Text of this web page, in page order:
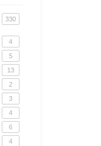
330
4
5
13
2
3
4
6
4